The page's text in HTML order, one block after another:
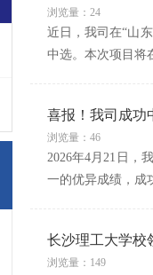
浏览量：24
近日，我司在“山
中选。本次项目将
喜报！我司成功
浏览量：46
2026年4月21日，
一的优异成绩，成
长沙理工大学校
浏览量：149